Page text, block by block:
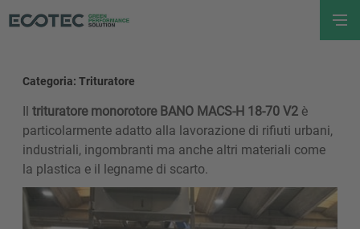
Categoria: Trituratore
trituratore monorotore BANO MACS-H 18-70 V2 è
particolarmente adatto alla lavorazione di rifiuti urbani,
industriali, ingombranti ma anche altri materiali come
la plastica e il legname di scarto.